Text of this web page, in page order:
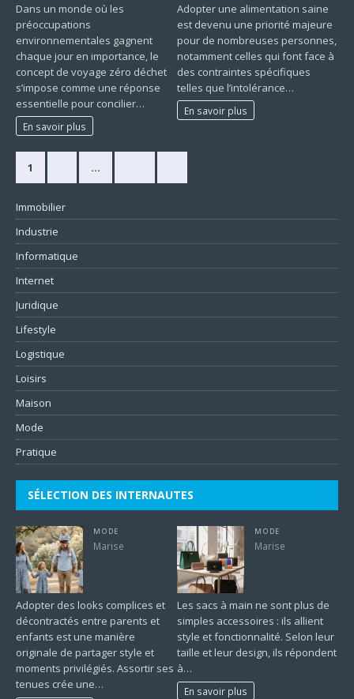
Dans un monde où les
préoccupations
environnementales gagnent
chaque jour en importance, le
concept de voyage zéro déchet
s’impose comme une réponse
essentielle pour concilier…
En savoir plus
Adopter une alimentation saine
est devenu une priorité majeure
pour de nombreuses personnes,
notamment celles qui font face à
des contraintes spécifiques
telles que l’intolérance…
En savoir plus
1 …
Immobilier
Industrie
Informatique
Internet
Juridique
Lifestyle
Logistique
Loisirs
Maison
Mode
Pratique
SÉLECTION DES INTERNAUTES
MODE
Marise
Adopter des looks complices et
décontractés entre parents et
enfants est une manière
originale de partager style et
moments privilégiés. Assortir ses
tenues crée une…
MODE
Marise
Les sacs à main ne sont plus de
simples accessoires : ils allient
style et fonctionnalité. Selon leur
taille et leur design, ils répondent
à…
En savoir plus